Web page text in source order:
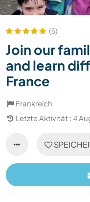
(5)
Join our
and learn
France
Frankreich
Letzte Aktivität : 4